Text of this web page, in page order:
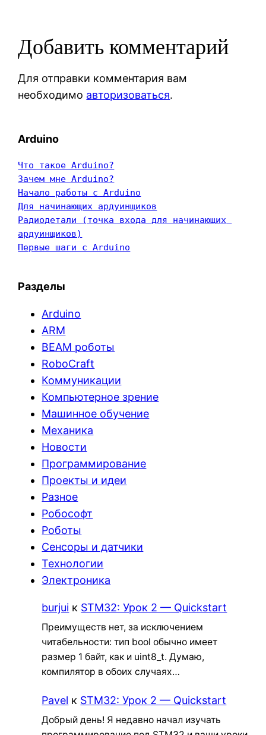
Добавить комментарий
Для отправки комментария вам
необходимо авторизоваться.
Arduino
Что такое Arduino?
Зачем мне Arduino?
Начало работы с Arduino
Для начинающих ардуинщиков
Радиодетали (точка входа для начинающих
ардуинщиков)
Первые шаги с Arduino
Разделы
Arduino
ARM
BEAM роботы
RoboCraft
Коммуникации
Компьютерное зрение
Машинное обучение
Механика
Новости
Программирование
Проекты и идеи
Разное
Робософт
Роботы
Сенсоры и датчики
Технологии
Электроника
burjui к STM32: Урок 2 — Quickstart
Преимуществ нет, за исключением
читабельности: тип bool обычно имеет
размер 1 байт, как и uint8_t. Думаю,
компилятор в обоих случаях…
Pavel к STM32: Урок 2 — Quickstart
Добрый день! Я недавно начал изучать